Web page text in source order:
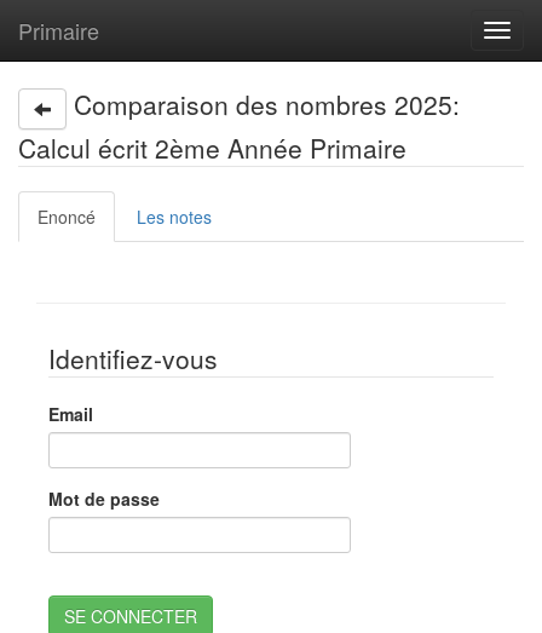
Primaire
Comparaison des nombres 2025:
Calcul écrit 2ème Année Primaire
Enoncé Les notes
Identifiez-vous
Email
Mot de passe
SE CONNECTER